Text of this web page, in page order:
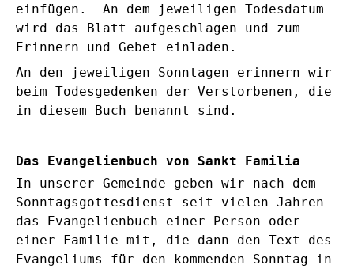
einfügen. An dem jeweiligen Todesdatum
wird das Blatt aufgeschlagen und zum
Erinnern und Gebet einladen.
An den jeweiligen Sonntagen erinnern wir
beim Todesgedenken der Verstorbenen, die
in diesem Buch benannt sind.
Das Evangelienbuch von Sankt Familia
In unserer Gemeinde geben wir nach dem
Sonntagsgottesdienst seit vielen Jahren
das Evangelienbuch einer Person oder
einer Familie mit, die dann den Text des
Evangeliums für den kommenden Sonntag in